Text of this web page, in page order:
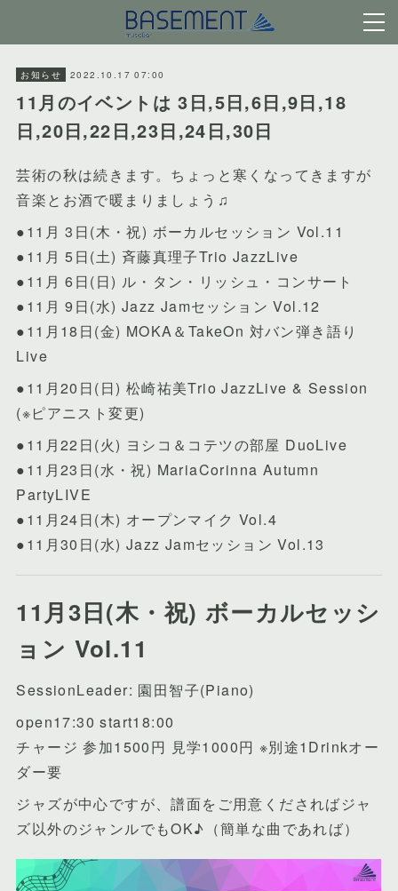
お知らせ 2022.10.17 07:00
11月のイベントは 3日,5日,6日,9日,18
日,20日,22日,23日,24日,30日
芸術の秋は続きます。ちょっと寒くなってきますが
音楽とお酒で暖まりましょう♫
●11月 3日(木・祝) ボーカルセッション Vol.11
●11月 5日(土) 斉藤真理子Trio JazzLive
●11月 6日(日) ル・タン・リッシュ・コンサート
●11月 9日(水) Jazz Jamセッション Vol.12
●11月18日(金) MOKA＆TakeOn 対バン弾き語り
Live
●11月20日(日) 松崎祐美Trio JazzLive & Session
(※ピアニスト変更)
●11月22日(火) ヨシコ＆コテツの部屋 DuoLive
●11月23日(水・祝) MariaCorinna Autumn
PartyLIVE
●11月24日(木) オープンマイク Vol.4
●11月30日(水) Jazz Jamセッション Vol.13
11月3日(木・祝) ボーカルセッシ
ョン Vol.11
SessionLeader: 園田智子(Piano)
open17:30 start18:00
チャージ 参加1500円 見学1000円 ※別途1Drinkオー
ダー要
ジャズが中心ですが、譜面をご用意くださればジャ
ズ以外のジャンルでもOK♪（簡単な曲であれば）